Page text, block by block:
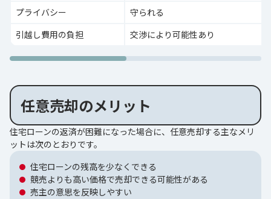
プライバシー
守られる
引越し費用の負担
交渉により可能性あり
任意売却のメリット
住宅ローンの返済が困難になった場合に、任意売却する主なメリ
ットは次のとおりです。
住宅ローンの残高を少なくできる
競売よりも高い価格で売却できる可能性がある
売主の意思を反映しやすい